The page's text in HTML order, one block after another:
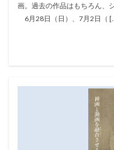
画。過去の作品はもちろん、
6月28日（日）、7月2日（